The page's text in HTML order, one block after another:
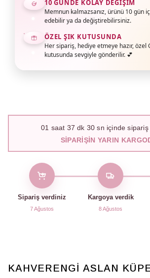
10 GÜNDE KOLAY DEĞIŞIM
Memnun kalmazsanız, ürünü 10 gün
edebilir ya da değiştirebilirsiniz.
ÖZEL ŞIK KUTUSUNDA
Her sipariş, hediye etmeye hazır, özel
kutusunda sevgiyle gönderilir. 💕
01 saat 37 dk 29 sn içinde sipariş
SIPARIŞIN YARIN
Sipariş verdiniz
7 Ağustos
Kargoya verdik
8 Ağustos
KAHVERENGİ ASLAN